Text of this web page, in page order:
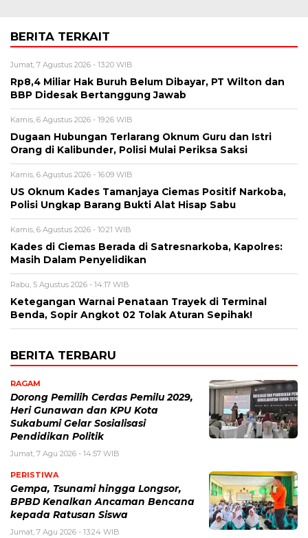
BERITA TERKAIT
Jumat, 7 Agustus 2026 - 13:20 WIB
Rp8,4 Miliar Hak Buruh Belum Dibayar, PT Wilton dan
BBP Didesak Bertanggung Jawab
Kamis, 6 Agustus 2026 - 19:26 WIB
Dugaan Hubungan Terlarang Oknum Guru dan Istri
Orang di Kalibunder, Polisi Mulai Periksa Saksi
Kamis, 6 Agustus 2026 - 16:09 WIB
US Oknum Kades Tamanjaya Ciemas Positif Narkoba,
Polisi Ungkap Barang Bukti Alat Hisap Sabu
Kamis, 6 Agustus 2026 - 10:21 WIB
Kades di Ciemas Berada di Satresnarkoba, Kapolres:
Masih Dalam Penyelidikan
Rabu, 5 Agustus 2026 - 14:17 WIB
Ketegangan Warnai Penataan Trayek di Terminal
Benda, Sopir Angkot 02 Tolak Aturan Sepihak!
BERITA TERBARU
RAGAM
Dorong Pemilih Cerdas Pemilu 2029,
Heri Gunawan dan KPU Kota
Sukabumi Gelar Sosialisasi
Pendidikan Politik
Jumat, 7 Agu 2026 - 14:57 WIB
PERISTIWA
Gempa, Tsunami hingga Longsor,
BPBD Kenalkan Ancaman Bencana
kepada Ratusan Siswa
Jumat, 7 Agu 2026 - 13:24 WIB